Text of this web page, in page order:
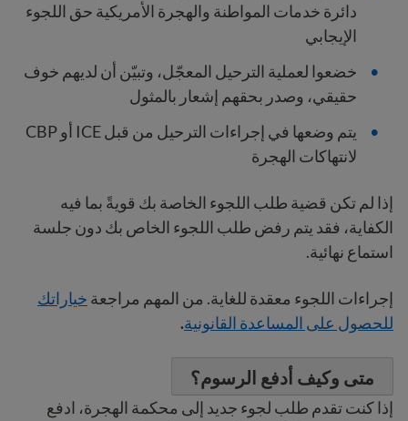
دائرة خدمات المواطنة والهجرة الأمريكية حق اللجوء
الإيجابي
خضعوا لعملية الترحيل المعجّل، وتبيّن أن لديهم خوف
حقيقي، وصدر بحقهم إشعار بالمثول
يتم وضعها في إجراءات الترحيل من قبل ICE أو CBP
لانتهاكات الهجرة
إذا لم تكن قضية طلب اللجوء الخاصة بك قويةً بما فيه
الكفاية، فقد يتم رفض طلب اللجوء الخاص بك دون جلسة
استماع نهائية.
إجراءات اللجوء معقدة للغاية. من المهم مراجعة خياراتك
للحصول على المساعدة القانونية.
متى وكيف أدفع الرسوم؟
إذا كنت تقدم طلب لجوء جديد إلى محكمة الهجرة، ادفع